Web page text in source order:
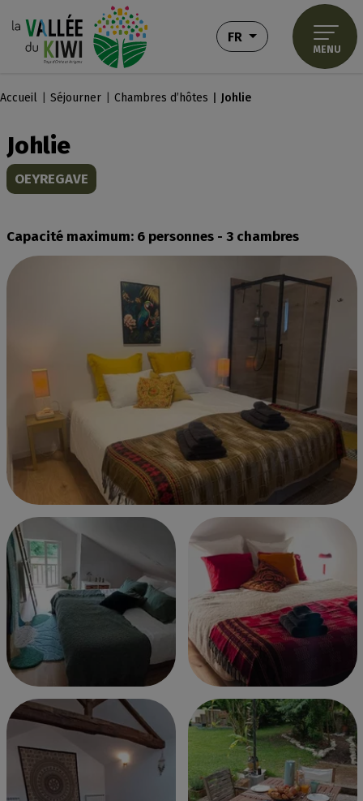
Panneau de gestion des cookies
Aller au contenu
FR- FRANÇAIS
MENU
Accueil Séjourner Chambres d’hôtes Johlie
Johlie
OEYREGAVE
Capacité maximum: 6 personnes - 3 chambres